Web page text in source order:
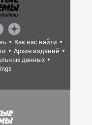
Как нас найти
Архив изданий
данных